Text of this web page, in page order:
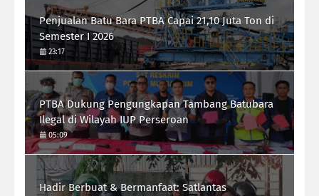
Penjualan Batu Bara PTBA Capai 21,10 Juta Ton di
Semester I 2026
23:17
PTBA Dukung Pengungkapan Tambang Batubara
Ilegal di Wilayah IUP Perseroan
05:09
Hadir Berbuat & Bermanfaat: Satlantas